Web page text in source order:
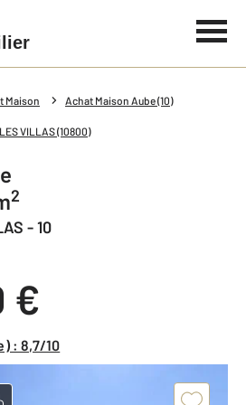
Maison Achat Maison Aube (10)
VILLAS (10800)
2
- 10
€
: 8,7/10